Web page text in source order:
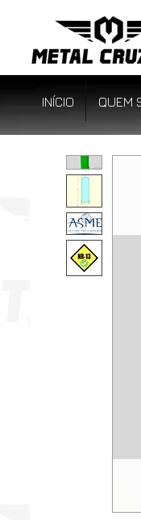
INÍCIO QUEM